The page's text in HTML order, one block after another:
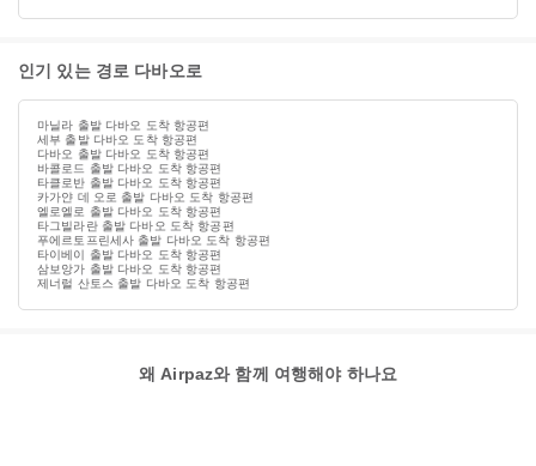
인기 있는 경로 다바오로
마닐라 출발 다바오 도착 항공편
세부 출발 다바오 도착 항공편
다바오 출발 다바오 도착 항공편
바콜로드 출발 다바오 도착 항공편
타클로반 출발 다바오 도착 항공편
카가얀 데 오로 출발 다바오 도착 항공편
엘로엘로 출발 다바오 도착 항공편
타그빌라란 출발 다바오 도착 항공편
푸에르토프린세사 출발 다바오 도착 항공편
타이베이 출발 다바오 도착 항공편
삼보앙가 출발 다바오 도착 항공편
제너럴 산토스 출발 다바오 도착 항공편
왜 Airpaz와 함께 여행해야 하나요